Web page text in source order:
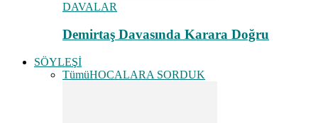
DAVALAR
Demirtaş Davasında Karara Doğru
SÖYLEŞİ
TümüHOCALARA SORDUK